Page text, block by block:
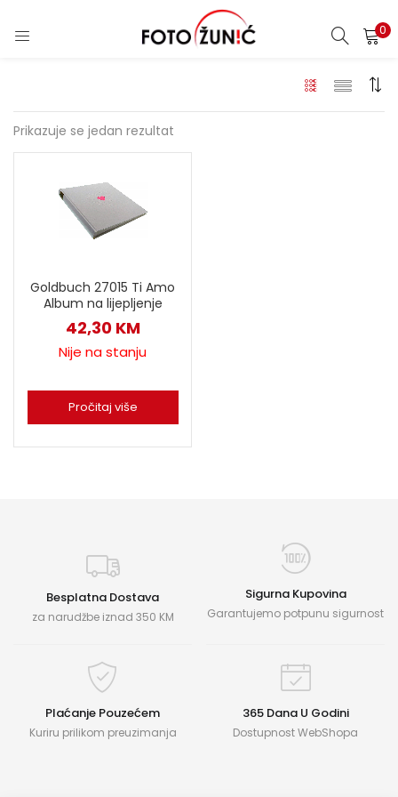
0
Prikazuje se jedan rezultat
Goldbuch 27015 Ti Amo
Album na lijepljenje
42,30 KM
Nije na stanju
Pročitaj više
Besplatna Dostava
za narudžbe iznad 350 KM
Sigurna Kupovina
Garantujemo potpunu sigurnost
Plaćanje Pouzećem
Kuriru prilikom preuzimanja
365 Dana U Godini
Dostupnost WebShopa